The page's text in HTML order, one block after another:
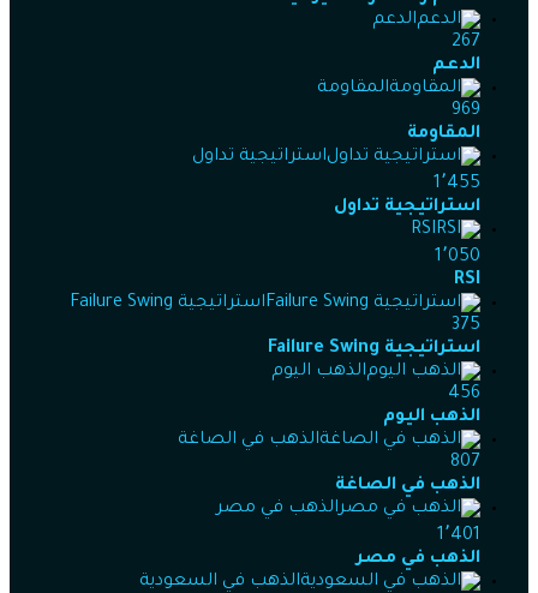
الدعم
267
الدعم
المقاومة
969
المقاومة
استراتيجية تداول
1٬455
استراتيجية تداول
RSI
1٬050
RSI
استراتيجية Failure Swing
375
استراتيجية Failure Swing
الذهب اليوم
456
الذهب اليوم
الذهب في الصاغة
807
الذهب في الصاغة
الذهب في مصر
1٬401
الذهب في مصر
الذهب في السعودية